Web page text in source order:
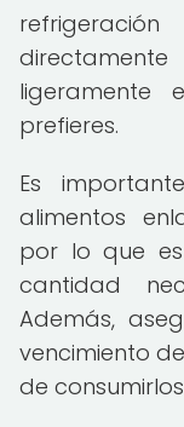
prefieres.
Es
alimentos
por lo que
cantidad
Además,
vencimiento
de